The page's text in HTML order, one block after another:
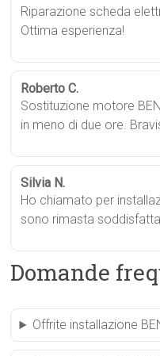
Riparazione scheda
Ottima esperienza!
Roberto C.
Sostituzione motore
in meno di due ore.
Silvia N.
Ho chiamato per
sono rimasta
Domande
Offrite installazione